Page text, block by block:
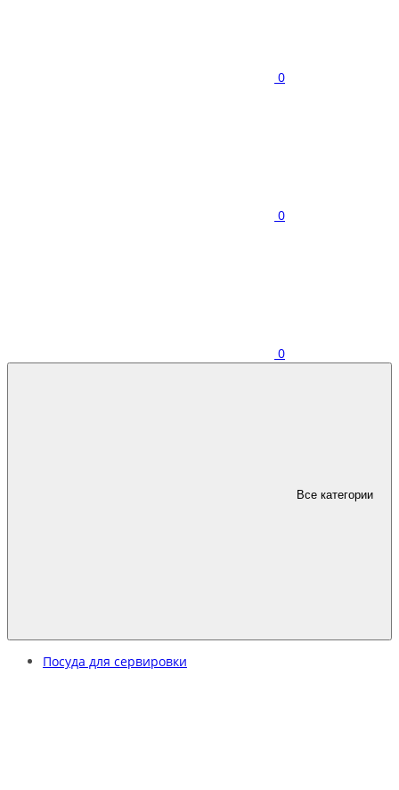
0
0
0
Все категории
Посуда для сервировки